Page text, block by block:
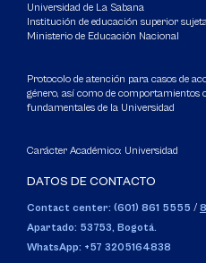
Universidad de La Sabana
Institución de educación superior
Ministerio de Educación Nacional
Protocolo de atención para casos de
género, así como de
fundamentales de la Universidad
Carácter Académico: Universidad
DATOS DE CONTACTO
Contact center: (601) 861 5555 /
Apartado: 53753, Bogotá.
WhatsApp: +57 3205164838